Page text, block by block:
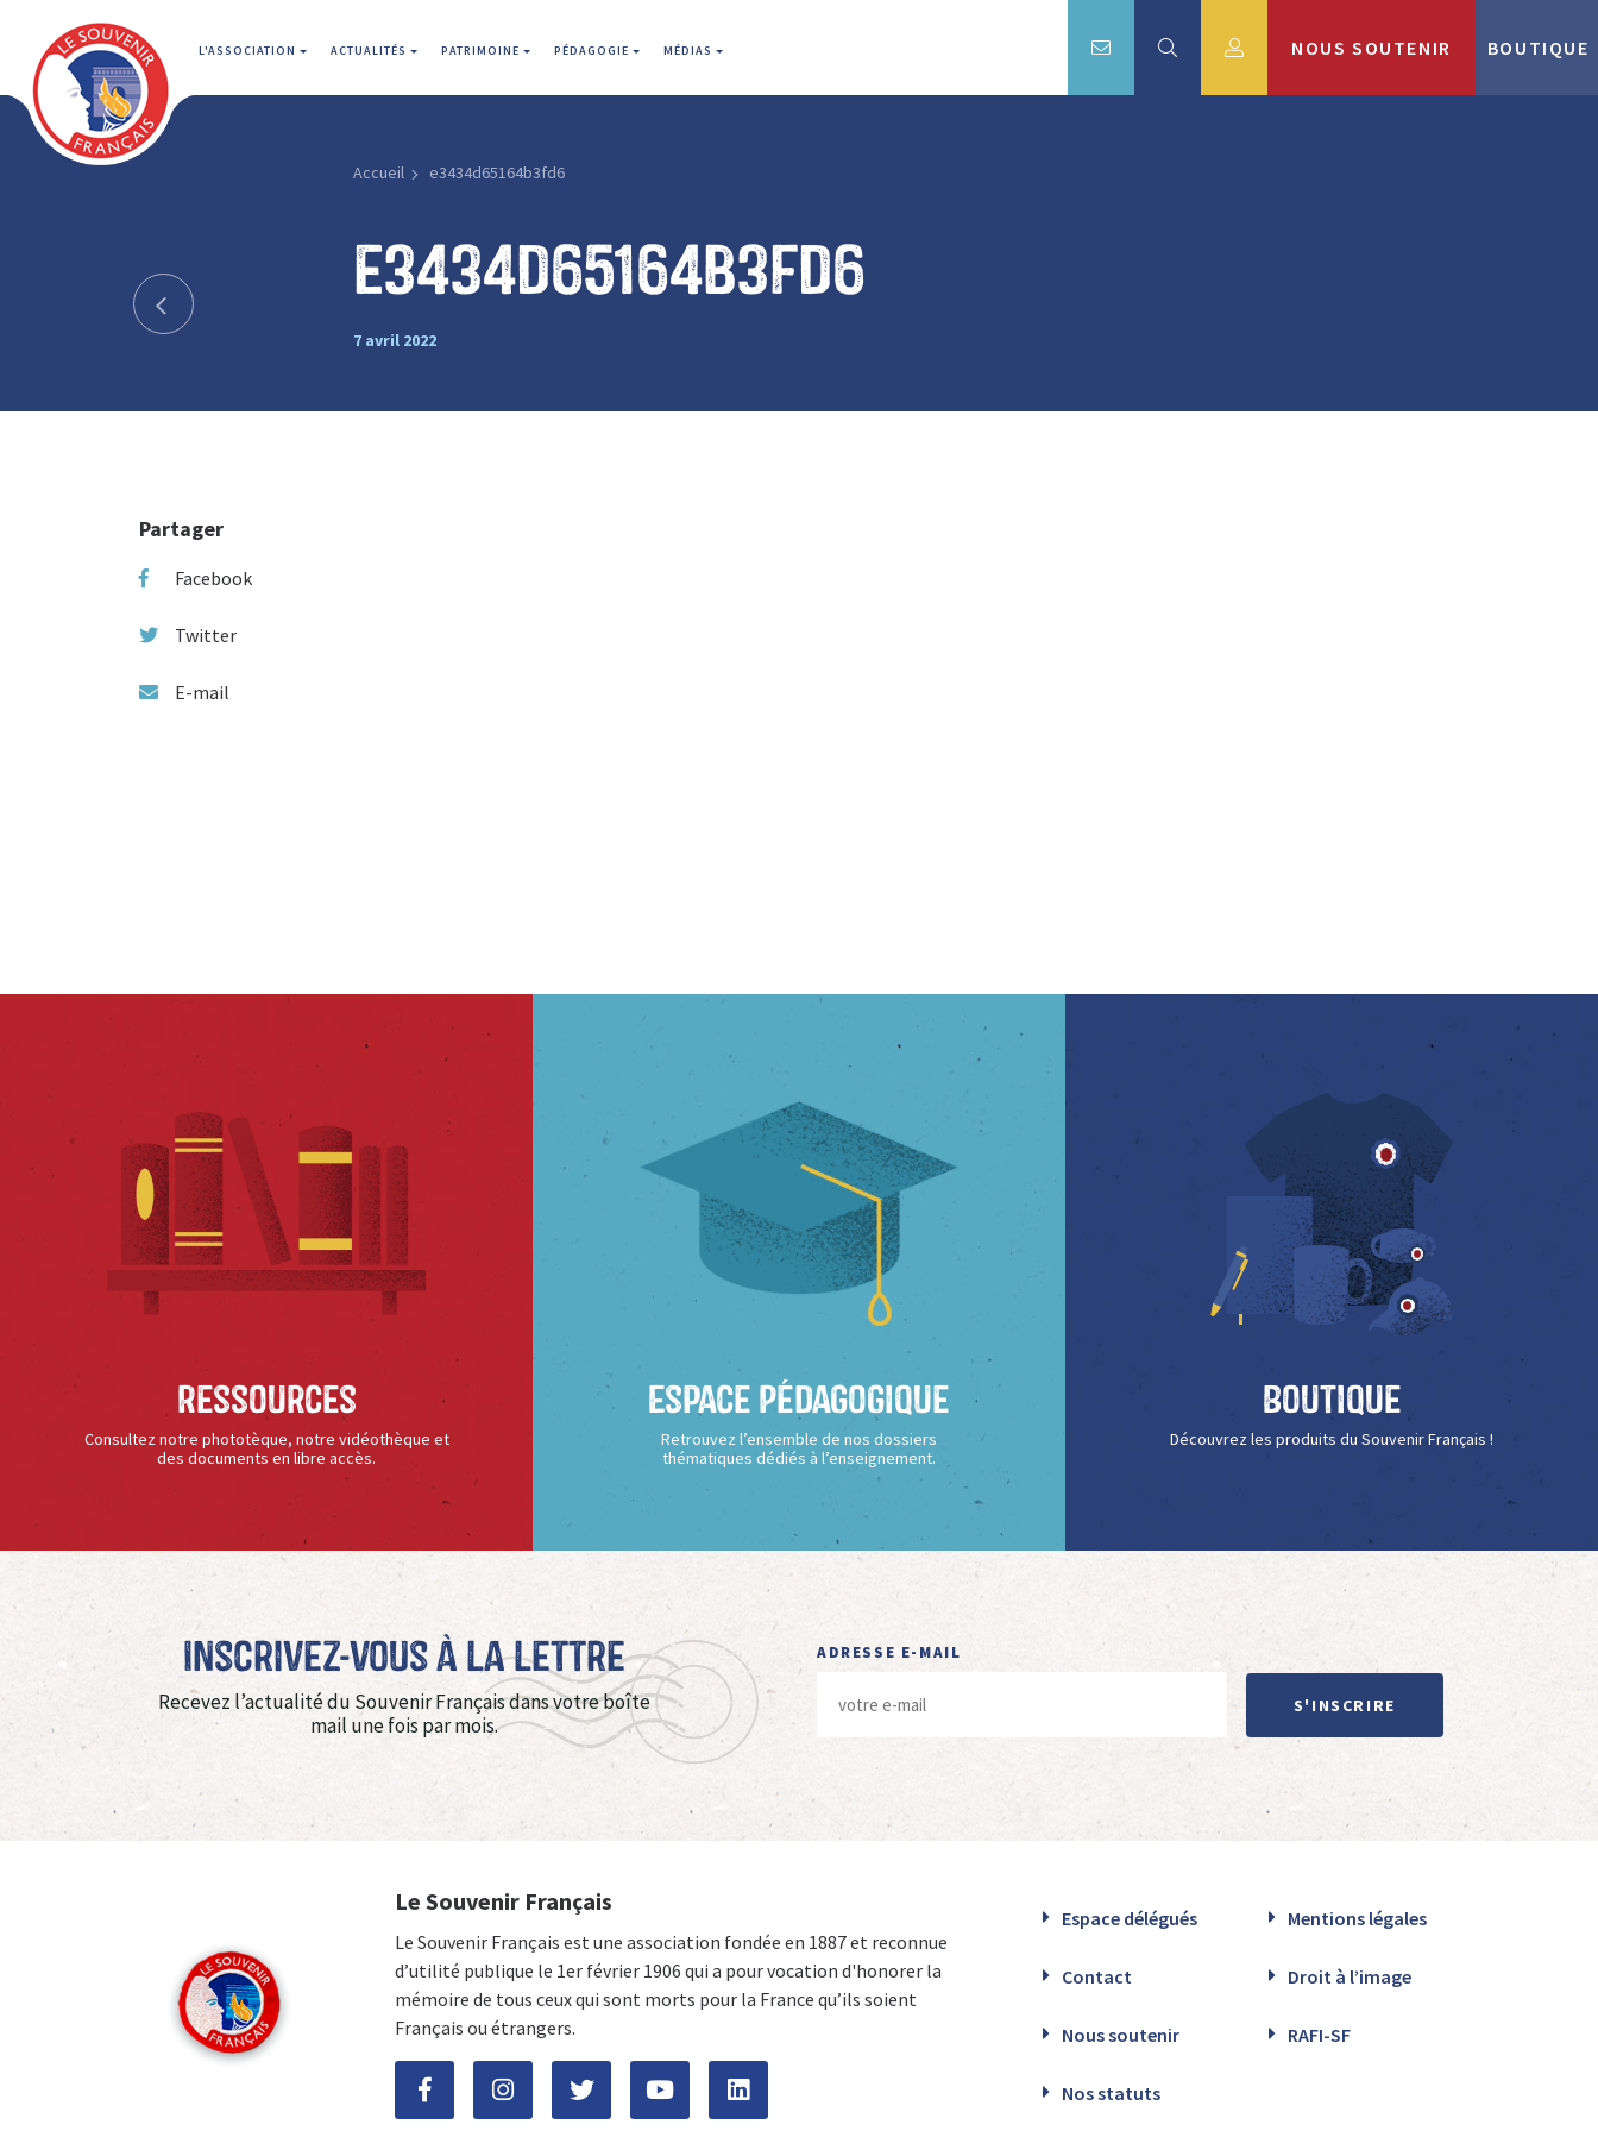
L'ASSOCIATION ACTUALITÉS PATRIMOINE PÉDAGOGIE MÉDIAS NOUS SOUTENIR BOUTIQUE
Accueil e3434d65164b3fd6
e3434d65164b3fd6
7 avril 2022
Partager
Facebook
Twitter
E-mail
Ressources
Consultez notre phototèque, notre vidéothèque et
des documents en libre accès.
Espace Pédagogique
Retrouvez l’ensemble de nos dossiers
thématiques dédiés à l’enseignement.
Boutique
Découvrez les produits du Souvenir Français !
Inscrivez-vous à La Lettre
Recevez l’actualité du Souvenir Français dans votre boîte
mail une fois par mois.
ADRESSE E-MAIL
S'INSCRIRE
Le Souvenir Français
Le Souvenir Français est une association fondée en 1887 et reconnue
d’utilité publique le 1er février 1906 qui a pour vocation d'honorer la
mémoire de tous ceux qui sont morts pour la France qu’ils soient
Français ou étrangers.
Espace délégués Mentions légales
Contact Droit à l’image
Nous soutenir RAFI-SF
Nos statuts